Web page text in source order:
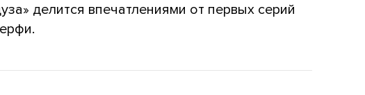
делится впечатлениями от первых серий